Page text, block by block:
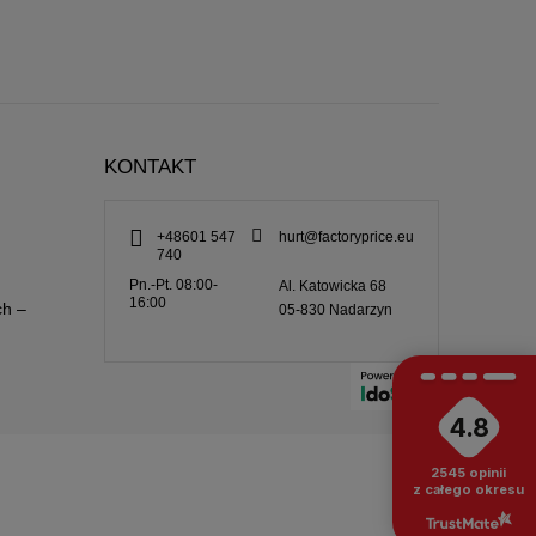
–
KONTAKT
+48601 547
740
hurt@factoryprice.eu
Pn.-Pt. 08:00-
16:00
Al. Katowicka 68
05-830 Nadarzyn
4.8
2545 opinii
z całego okresu